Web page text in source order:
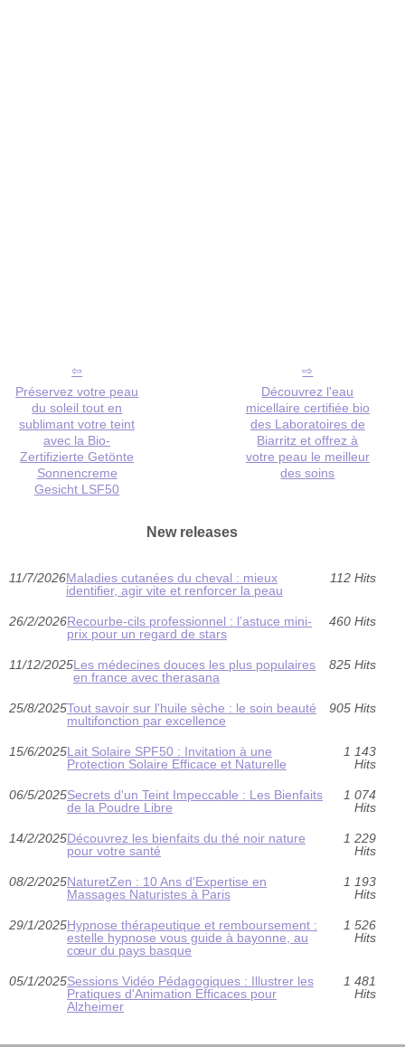
Préservez votre peau
du soleil tout en
sublimant votre teint
avec la Bio-
Zertifizierte Getönte
Sonnencreme
Gesicht LSF50
Découvrez l'eau
micellaire certifiée bio
des Laboratoires de
Biarritz et offrez à
votre peau le meilleur
des soins
New releases
11/7/2026Maladies cutanées du cheval : mieux
identifier, agir vite et renforcer la peau
112 Hits
26/2/2026Recourbe-cils professionnel : l’astuce mini-
prix pour un regard de stars
460 Hits
11/12/2025Les médecines douces les plus populaires
en france avec therasana
825 Hits
25/8/2025Tout savoir sur l'huile sèche : le soin beauté
multifonction par excellence
905 Hits
15/6/2025Lait Solaire SPF50 : Invitation à une
Protection Solaire Efficace et Naturelle
1 143
Hits
06/5/2025Secrets d'un Teint Impeccable : Les Bienfaits
de la Poudre Libre
1 074
Hits
14/2/2025Découvrez les bienfaits du thé noir nature
pour votre santé
1 229
Hits
08/2/2025NaturetZen : 10 Ans d'Expertise en
Massages Naturistes à Paris
1 193
Hits
29/1/2025Hypnose thérapeutique et remboursement :
estelle hypnose vous guide à bayonne, au
cœur du pays basque
1 526
Hits
05/1/2025Sessions Vidéo Pédagogiques : Illustrer les
Pratiques d'Animation Efficaces pour
Alzheimer
1 481
Hits